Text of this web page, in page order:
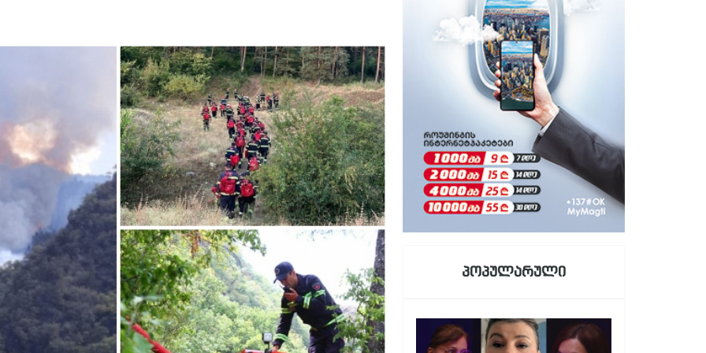
პოპულარული